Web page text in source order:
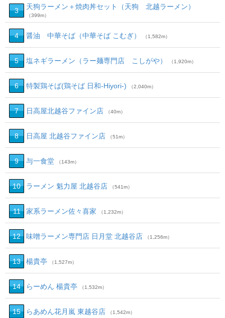
3 天狗ラーメン＋焼肉丼セット（天狗 北越ラーメン）
（399m）
4 醤油 中華そば（中華そば こむぎ） （1,582m）
5 塩ネギラーメン（ラー麺専門店 こしがや） （1,920m）
6 特製鶏そば(鶏そば 日和-Hiyori-) （2,040m）
7 日高屋北越谷ファイン店 （40m）
8 日高屋 北越谷ファイン店 （51m）
9 与一食堂 （143m）
10 ラーメン 魁力屋 北越谷店 （541m）
11 家系ラーメン佐々喜家 （1,232m）
12 味噌ラーメン専門店 日月堂 北越谷店 （1,256m）
13 楊貴亭 （1,527m）
14 らーめん 楊貴亭 （1,532m）
15 らあめん花月嵐 東越谷店 （1,542m）